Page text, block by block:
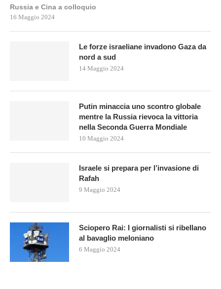
Russia e Cina a colloquio
16 Maggio 2024
Le forze israeliane invadono Gaza da
nord a sud
14 Maggio 2024
Putin minaccia uno scontro globale
mentre la Russia rievoca la vittoria
nella Seconda Guerra Mondiale
10 Maggio 2024
Israele si prepara per l’invasione di
Rafah
9 Maggio 2024
Sciopero Rai: I giornalisti si ribellano
al bavaglio meloniano
6 Maggio 2024